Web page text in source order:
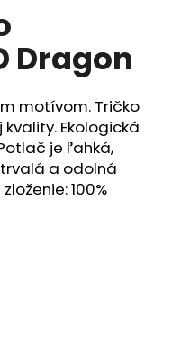
Dragon
motívom. Tričko
Ekologická
je ľahká,
a odolná
100%